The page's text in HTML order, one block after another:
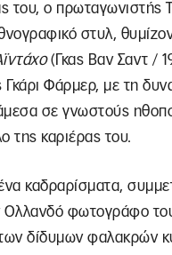
του, ο πρωταγωνιστής
στυλ,
(Γκας Βαν Σαντ /
Φάρμερ, με τη
σε γνωστούς
της καριέρας του.
καδραρίσματα,
Ολλανδό φωτογράφο
δίδυμων φαλακρών